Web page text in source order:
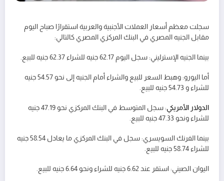
سجلت معظم أسعار العملات الأجنبية والعربية استقرارًا صباح اليوم
مقابل الجنيه المصري في البنك المركزي المصري كالتالي:
بينما الجنيه الإسترليني: سجل اليوم 62.17 جنيه للشراء 62.37 جنيه للبيع.
أما اليورو: وهبط السعر للبيع والشراء أمام الجنيه إلى نحو 54.57 جنيه
للشراء و 54.73 جنيه للبيع.
الدولار الأمريكي
: سجل المتوسط في البنك المركزي نحو 47.19 جنيه
للشراء ونحو 47.33 جنيه للبيع.
بينما الفرنك السويسري: سجل في البنك المركزي ما يعادل 58.54 جنيه
للشراء 58.74 جنيه للبيع.
اليوان الصيني: استقر عند 6.62 جنيه للشراء ونحو 6.64 جنيه للبيع.